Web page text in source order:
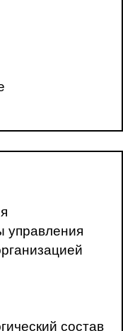
управления
состав